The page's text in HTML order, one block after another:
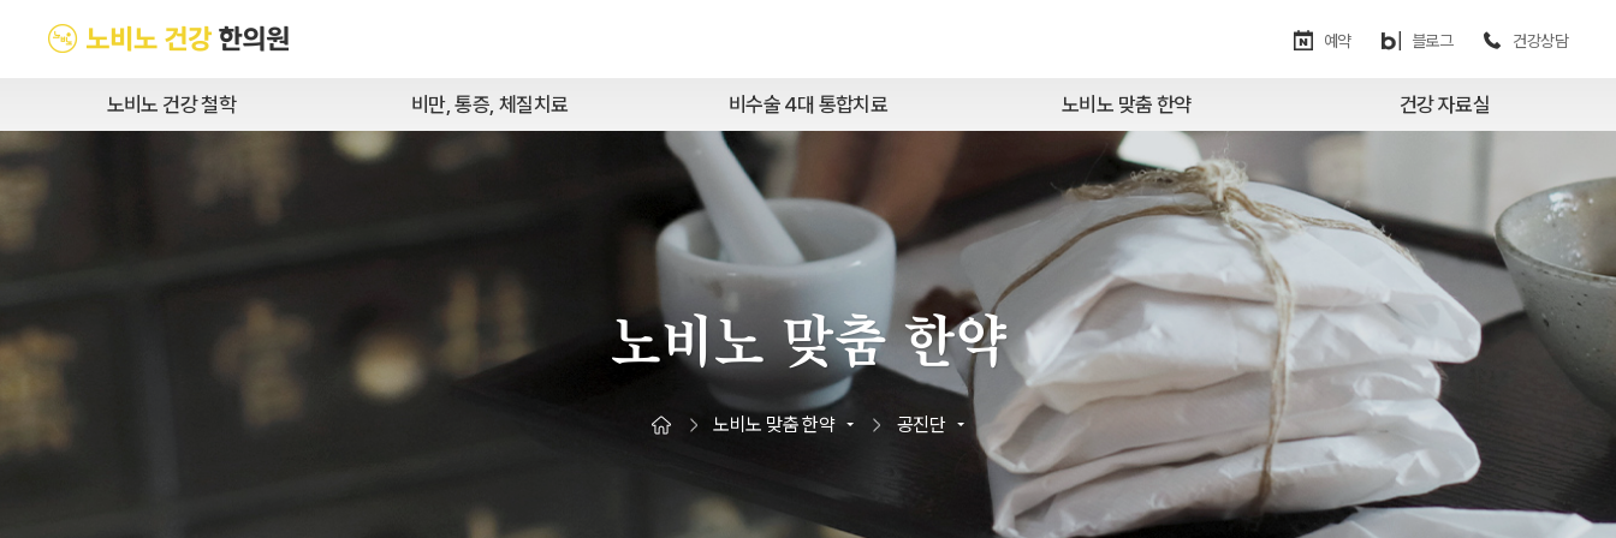
예약 블로그 건강상담
노비노 건강 철학 비만, 통증, 체질치료 비수술 4대 통합치료 노비노 맞춤 한약 건강 자료실
노비노 맞춤 한약
노비노 맞춤 한약 공진단